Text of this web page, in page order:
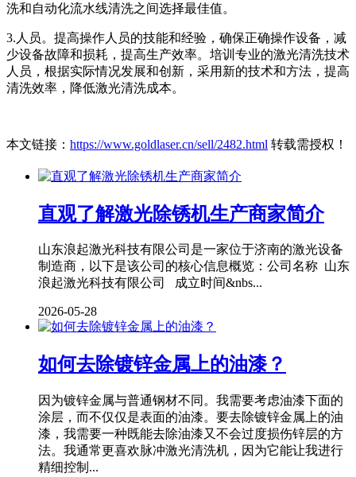
洗和自动化流水线清洗之间选择最佳值。
3.人员。提高操作人员的技能和经验，确保正确操作设备，减
少设备故障和损耗，提高生产效率。培训专业的激光清洗技术
人员，根据实际情况发展和创新，采用新的技术和方法，提高
清洗效率，降低激光清洗成本。
本文链接： https://www.goldlaser.cn/sell/2482.html 转载需授权！
直观了解激光除锈机生产商家简介
山东浪起激光科技有限公司是一家位于济南的激光设备
制造商，以下是该公司的核心信息概览：公司名称 山东
浪起激光科技有限公司 成立时间&nbs...
2026-05-28
如何去除镀锌金属上的油漆？
因为镀锌金属与普通钢材不同。我需要考虑油漆下面的
涂层，而不仅仅是表面的油漆。要去除镀锌金属上的油
漆，我需要一种既能去除油漆又不会过度损伤锌层的方
法。我通常更喜欢脉冲激光清洗机，因为它能让我进行
精细控制...